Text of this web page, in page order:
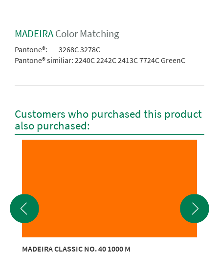
MADEIRAColor Matching
Pantone®:
3268C 3278C
Pantone® similiar: 2240C 2242C 2413C 7724C GreenC
Customers who purchased this product
also purchased:
MADEIRA CLASSIC NO. 40 1000 M